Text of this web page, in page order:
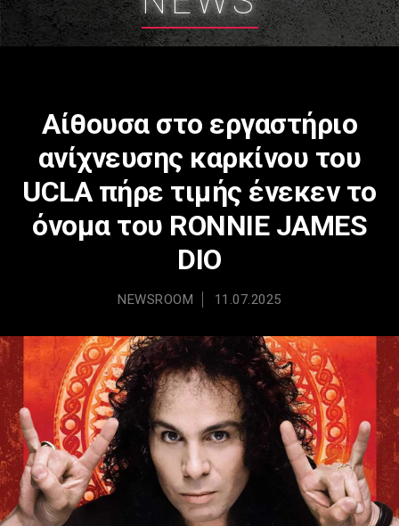
Αίθουσα στο εργαστήριο
ανίχνευσης καρκίνου του
UCLA πήρε τιμής ένεκεν το
όνομα του RONNIE JAMES
DIO
NEWSROOM 11.07.2025